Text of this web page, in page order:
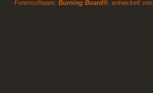
Forensoftware: Burning Board®, entwickelt von